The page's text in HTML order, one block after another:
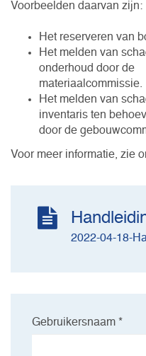
Voorbeelden daarvan zijn:
Het reserveren van
Het melden van
onderhoud door de
materiaalcommissie.
Het melden van
inventaris ten
door de
Voor meer informatie, zie
2022-04-18-
Gebruikersnaam *